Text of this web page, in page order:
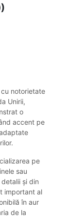
notorietate
Unirii,
o
accent pe
pe
sau
și din
important al
în aur
de la